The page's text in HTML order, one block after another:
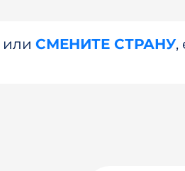
или СМЕНИТЕ СТРАНУ,